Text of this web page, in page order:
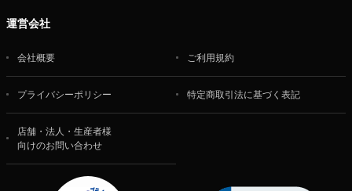
運営会社
会社概要 ご利用規約
プライバシーポリシー 特定商取引法に基づく表記
店舗・法人・生産者様
向けのお問い合わせ